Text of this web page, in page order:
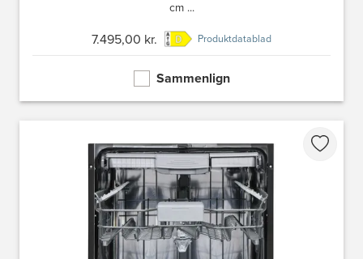
cm ...
7.495,00 kr. Produktdatablad
Sammenlign